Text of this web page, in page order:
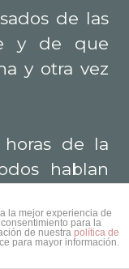
de las
y de que
y otra vez
de la
hablan
dificultad
que
la mejor experiencia de
para la
de nuestra política de
para mayor información.